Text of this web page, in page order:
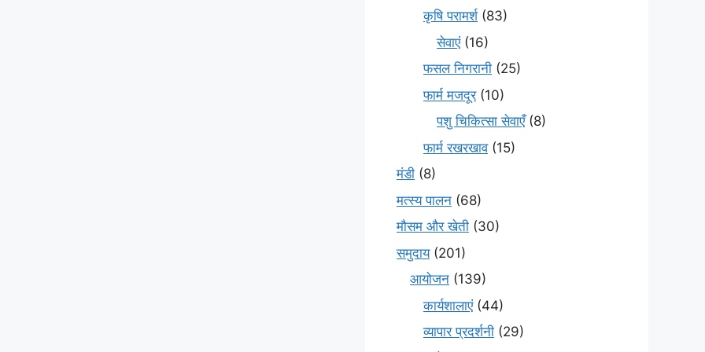
कृषि परामर्श(83)
सेवाएं(16)
फसल निगरानी (25)
फार्म मजदूर(10)
पशु चिकित्सा सेवाएँ(8)
फार्म रखरखाव(15)
मंडी (8)
मत्स्य पालन (68)
मौसम और खेती (30)
समुदाय(201)
आयोजन (139)
कार्यशालाएं(44)
व्यापार प्रदर्शनी (29)